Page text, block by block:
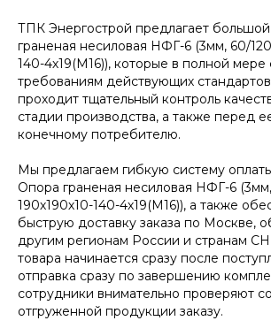
ТПК Энергострой предлагает
граненая несиловая НФГ-6 (3мм, 60/
140-4х19(М16)), которые в полной мере
требованиям действующих
проходит тщательный контроль
стадии производства, а также перед
конечному потребителю.
Мы предлагаем гибкую систему
Опора граненая несиловая НФГ-6
190х190х10-140-4х19(М16)), а также
быструю доставку заказа по Москве,
другим регионам России и странам
товара начинается сразу после
отправка сразу по завершению
сотрудники внимательно проверяют
отгруженной продукции заказу.